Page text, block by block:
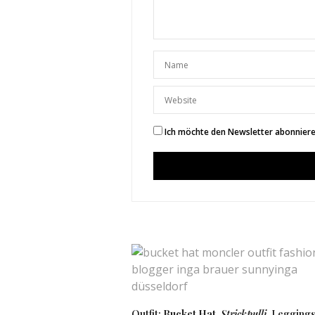
Hab eine schönen Start
Eve vonhttp://
SUNNYINGA
♥
Ich möchte den Newsletter